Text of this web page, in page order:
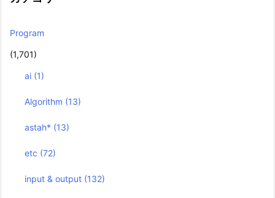
Program
(1,701)
ai (1)
Algorithm (13)
astah* (13)
etc (72)
input & output (132)